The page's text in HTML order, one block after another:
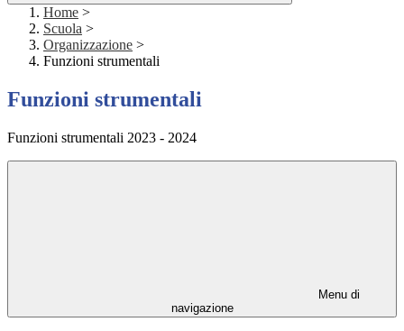
Home >
Scuola >
Organizzazione >
Funzioni strumentali
Funzioni strumentali
Funzioni strumentali 2023 - 2024
Menu di
navigazione